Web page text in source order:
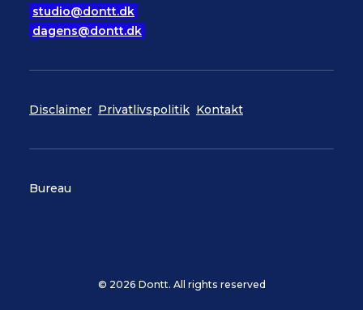
studio@dontt.dk
dagens@dontt.dk
Disclaimer Privatlivspolitik Kontakt
Bureau
© 2026 Dontt. All rights reserved